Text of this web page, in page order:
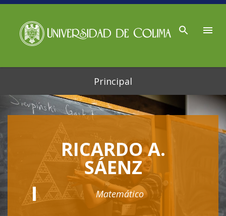
Principal
RICARDO A.
SÁENZ
Matemático